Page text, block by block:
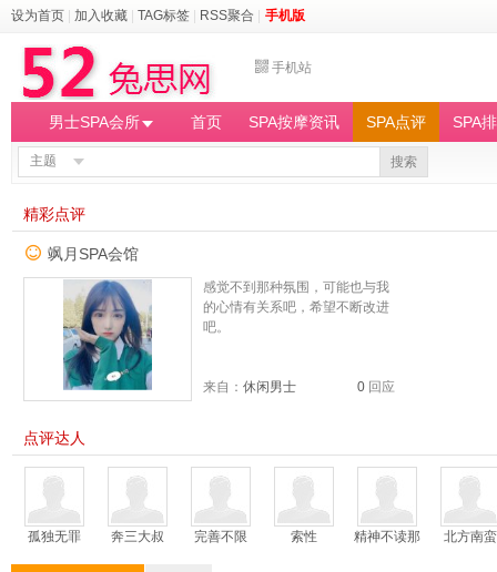
设为首页 加入收藏 TAG标签 RSS聚合 手机版
手机站
男士SPA会所 首页 SPA按摩资讯 SPA点评 SPA
主题 搜索
精彩点评
飒月SPA会馆
感觉不到那种氛围，可能也与我
的心情有关系吧，希望不断改进
吧。
0 回应
来自： 休闲男士
点评达人
孤独无罪 奔三大叔 完善不限 索性 精神不读那 北方南蛮